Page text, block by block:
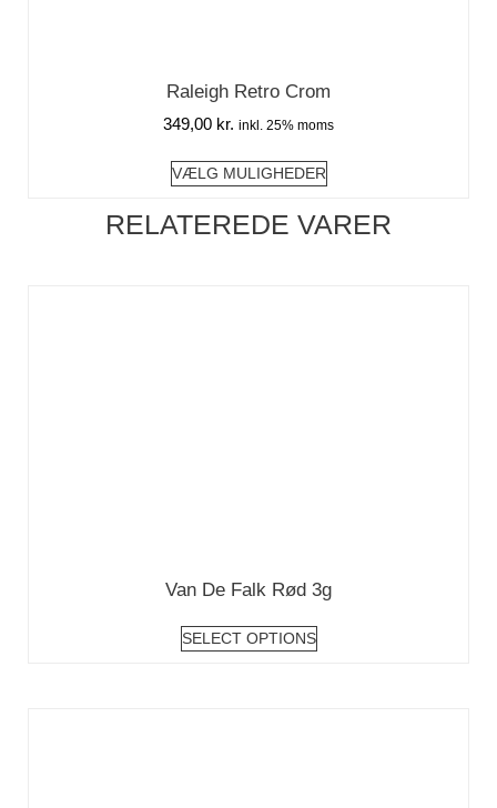
Raleigh Retro Crom
349,00 kr. inkl. 25% moms
VÆLG MULIGHEDER
RELATEREDE VARER
Van De Falk Rød 3g
SELECT OPTIONS